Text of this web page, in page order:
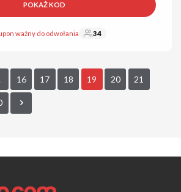
POKAŻ KOD
ważny do odwołania 34
16 17 18 19 20 21